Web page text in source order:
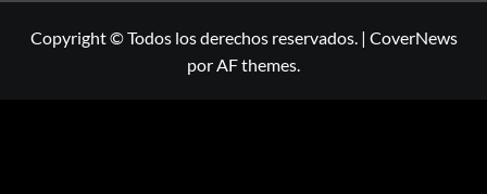
Copyright © Todos los derechos reservados. | CoverNews
por AF themes.